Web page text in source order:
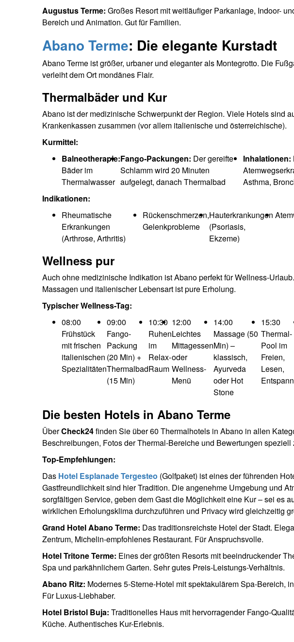
Augustus Terme: Großes Resort mit weitläufiger Parkanlage, Indoor-
Bereich und Animation. Gut für Familien.
Abano Terme: Die elegante Kurstadt
Abano Terme ist größer, urbaner und eleganter als Montegrotto. Die
verleiht dem Ort mondänes Flair.
Thermalbäder und Kur
Abano ist der medizinische Schwerpunkt der Region. Viele Hotels sind
Krankenkassen zusammen (vor allem italienische und österreichische).
Kurmittel:
Balneotherapie:
Bäder im
Thermalwasser
Fango-Packungen: Der gereifte
Schlamm wird 20 Minuten
aufgelegt, danach Thermalbad
Inhalationen:
Asthma,
Indikationen:
Rheumatische
Erkrankungen
(Arthrose, Arthritis)
Rückenschmerzen,
Gelenkprobleme
Hauterkrankungen
(Psoriasis,
Ekzeme)
Wellness pur
Auch ohne medizinische Indikation ist Abano perfekt für Wellness-
Massagen und italienischer Lebensart ist pure Erholung.
Typischer Wellness-Tag:
08:00
Frühstück
mit frischen
italienischen
Spezialitäten
09:00
Fango-
Packung
(20 Min) +
Thermalbad
(15 Min)
10:30
Ruhen
im
Relax-
Raum
12:00
Leichtes
Mittagessen
oder
Wellness-
Menü
14:00
Massage (50
Min) –
klassisch,
Ayurveda
oder Hot
Stone
15:30
Thermal-
Pool im
Freien,
Lesen,
Die besten Hotels in Abano Terme
ÜberCheck24finden Sie über 60 Thermalhotels in Abano in allen
Beschreibungen, Fotos der Thermal-Bereiche und Bewertungen
Top-Empfehlungen:
Das Hotel Esplanade Tergesteo (Golfpaket) ist eines der führenden
Gastfreundlichkeit sind hier Tradition. Die angenehme Umgebung und
sorgfältigen Service, geben dem Gast die Möglichkeit eine Kur – sei es
wirklichen Erholungsklima durchzuführen und Privacy wird gleichzeitig
Grand Hotel Abano Terme: Das traditionsreichste Hotel der Stadt.
Zentrum, Michelin-empfohlenes Restaurant. Für Anspruchsvolle.
Hotel Tritone Terme: Eines der größten Resorts mit beeindruckender
Spa und parkähnlichem Garten. Sehr gutes Preis-Leistungs-Verhältnis.
Abano Ritz: Modernes 5-Sterne-Hotel mit spektakulärem Spa-Bereich,
Für Luxus-Liebhaber.
Hotel Bristol Buja: Traditionelles Haus mit hervorragender Fango-
Küche. Authentisches Kur-Erlebnis.